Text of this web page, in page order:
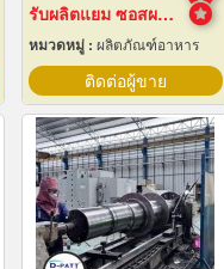
รับผลิตแยม ซอสผลไม้
หมวดหมู่ : ผลิตภัณฑ์อาหาร
ติดต่อผู้ขาย